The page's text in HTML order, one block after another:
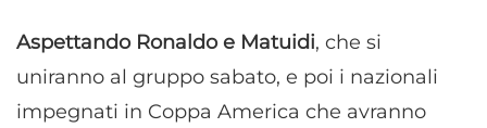
Aspettando Ronaldo e Matuidi, che si
uniranno al gruppo sabato, e poi i nazionali
impegnati in Coppa America che avranno